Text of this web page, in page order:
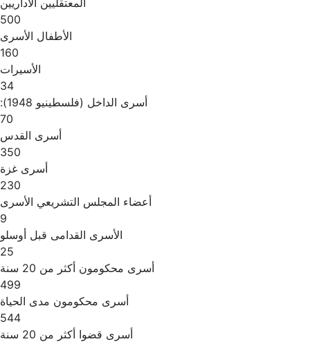
المعتقليين الاداريين
500
الأطفال الأسرى
160
الأسيرات
34
أسرى الداخل (فلسطينيو 1948):
70
أسرى القدس
350
أسرى غزة
230
أعضاء المجلس التشريعي الأسرى
9
الأسرى القدامى قبل أوسلو
25
أسرى محكومون أكثر من 20 سنة
499
أسرى محكومون مدى الحياة
544
أسرى قضوا أكثر من 20 سنة